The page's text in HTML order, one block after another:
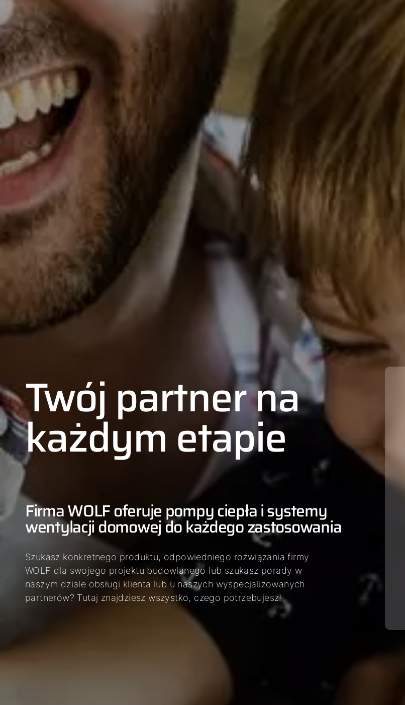
Twój partner na
każdym etapie
Firma WOLF oferuje pompy ciepła i systemy
wentylacji domowej do każdego zastosowania
Szukasz konkretnego produktu, odpowiedniego rozwiązania firmy
WOLF dla swojego projektu budowlanego lub szukasz porady w
naszym dziale obsługi klienta lub u naszych wyspecjalizowanych
partnerów? Tutaj znajdziesz wszystko, czego potrzebujesz!